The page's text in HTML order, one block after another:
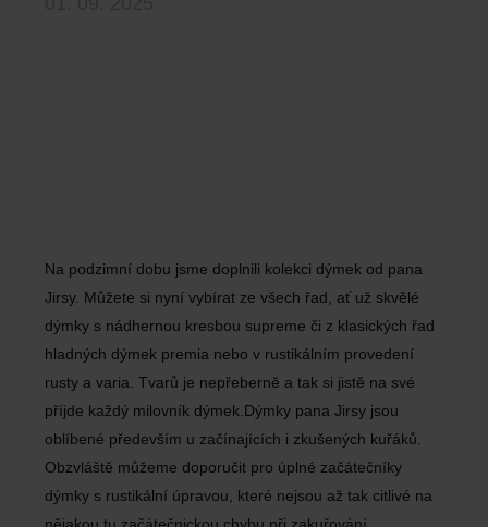
Na podzimní dobu jsme doplnili kolekci dýmek od pana
Jirsy. Můžete si nyní vybírat ze všech řad, ať už skvělé
dýmky s nádhernou kresbou supreme či z klasických řad
hladných dýmek premia nebo v rustikálním provedení
rusty a varia. Tvarů je nepřeberně a tak si jistě na své
příjde každý milovník dýmek.Dýmky pana Jirsy jsou
oblíbené především u začínajících i zkušených kuřáků.
Obzvláště můžeme doporučit pro úplné začátečníky
dýmky s rustikální úpravou, které nejsou až tak citlivé na